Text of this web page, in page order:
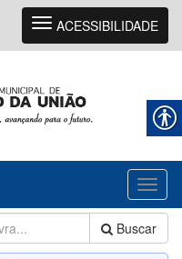
Navegação
ACESSIBILIDADE
Buscar